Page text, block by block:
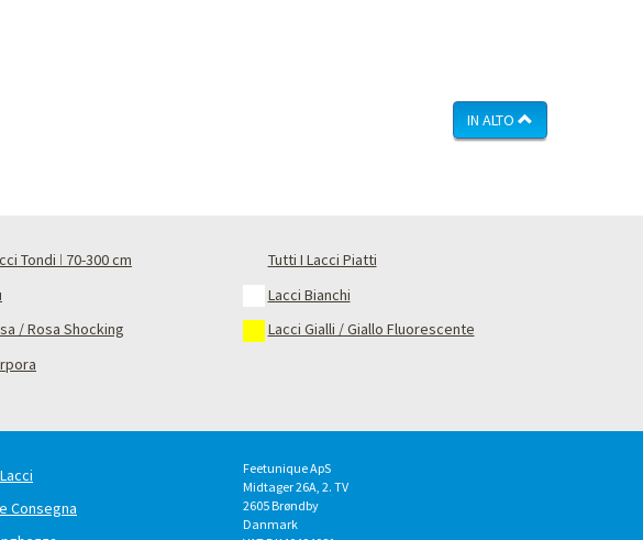
IN ALTO
Tondi ǀ 70-300 cm
Tutti I Lacci Piatti
Lacci Bianchi
/ Rosa Shocking
Lacci Gialli / Giallo Fluorescente
Consegna
Feetunique ApS
Midtager 26A, 2. TV
2605Brøndby
Danmark